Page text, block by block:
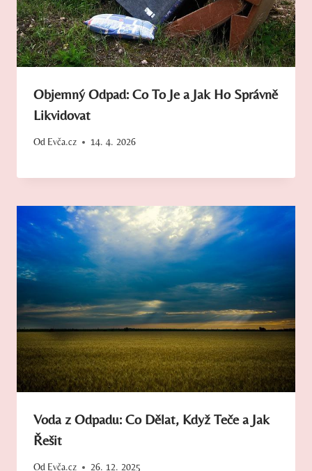
Objemný Odpad: Co To Je a Jak Ho Správně
Likvidovat
Od Evča.cz 14. 4. 2026
Voda z Odpadu: Co Dělat, Když Teče a Jak
Řešit
Od Evča.cz 26. 12. 2025